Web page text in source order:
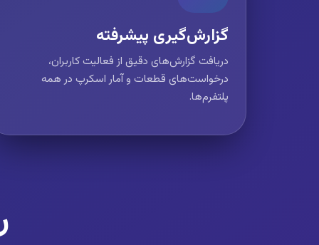
گزارش‌گیری پیشرفته
دریافت گزارش‌های دقیق از فعالیت کاربران،
درخواست‌های قطعات و آمار اسکرپ در همه
پلتفرم‌ها.